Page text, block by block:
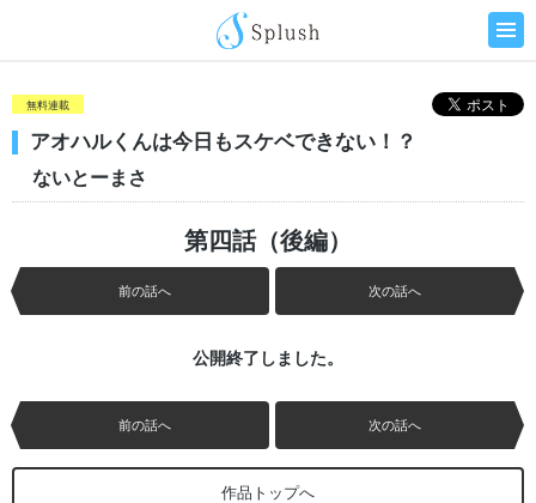
無料連載
アオハルくんは今日もスケベできない！？
ないとーまさ
第四話（後編）
前の話へ 次の話へ
公開終了しました。
前の話へ 次の話へ
作品トップへ